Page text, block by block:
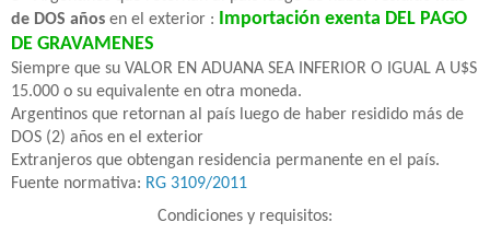
de DOS años en el exterior :
Importación exenta DEL PAGO
DE GRAVAMENES
Siempre que su VALOR EN ADUANA SEA INFERIOR O IGUAL A U$S
15.000 o su equivalente en otra moneda.
Argentinos que retornan al país luego de haber residido más de
DOS (2) años en el exterior
Extranjeros que obtengan residencia permanente en el país.
Fuente normativa: RG 3109/2011
Condiciones y requisitos: